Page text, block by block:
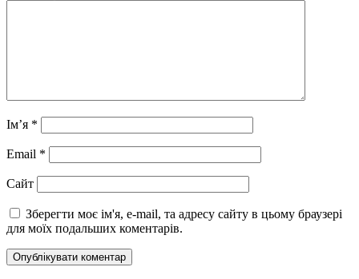
Ім’я *
Email *
Сайт
Зберегти моє ім'я, e-mail, та адресу сайту в цьому браузері
для моїх подальших коментарів.